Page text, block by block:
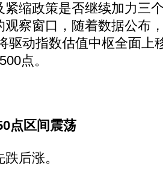
紧缩政策是否继续加力三
观察窗口，随着数据公布
驱动指数估值中枢全面上
点。
点区间震荡
后涨。